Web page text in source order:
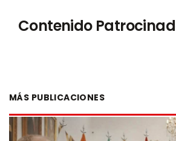
Contenido
MÁS PUBLICACIONES